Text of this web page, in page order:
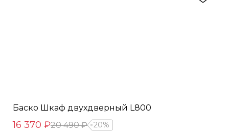
Баско Шкаф двухдверный L800
16 370 ₽20 490 ₽ 20%